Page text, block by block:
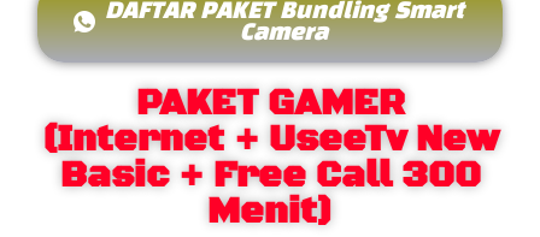
DAFTAR PAKET Bundling Smart
Camera
PAKET GAMER
(Internet + UseeTv New
Basic + Free Call 300
Menit)